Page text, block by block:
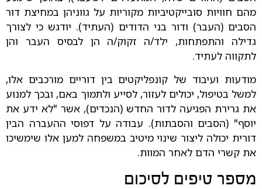
מהם חוויות סובייקטיביות מקוריות על גווניהן במחיצת דור
הסבים (העבר) ודור בני הדודים (העתיד). יודגש כי לצורך
גדילה והתפתחות, ילד/ה זקוק/ה הן לבסיס העבר והן
לתקווה לעתיד.
מודעות ועיבוד של קונפליקטים בין דוריים מורכבים אלו,
למשל בטיפול, יכולים לעזור, לסייע ולתמוך באם, ובכך למנוע
את גרירת הפגיעה לדור החדש (הנכדים), אשר "לא ידע את
יוסף" (הסבים והסבתות). עבודה על דפוסי ההעברה הבין
דורית יכולה ליצור שינוי מיטיב במשפחה למען אלו שימשיכו
את קשרי הדם לאחר המוות.
מספר טיפים לסיכום